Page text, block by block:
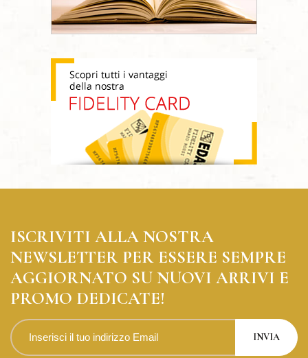
ISCRIVITI ALLA NOSTRA
NEWSLETTER PER ESSERE SEMPRE
AGGIORNATO SU NUOVI ARRIVI E
PROMO DEDICATE!